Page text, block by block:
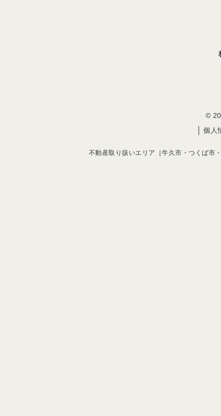
©
｜個人
不動産取り扱いエリア［牛久市・つくば市